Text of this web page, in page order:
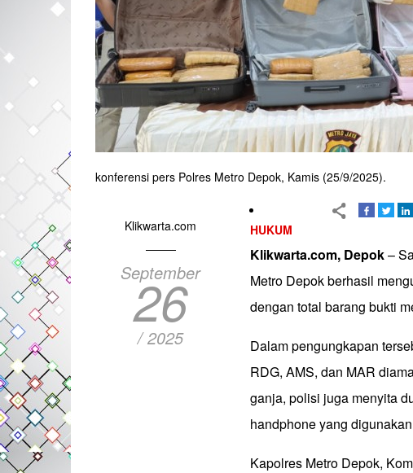
konferensi pers Polres Metro Depok, Kamis (25/9/2025).
Klikwarta.com
September
26
/ 2025
HUKUM
Klikwarta.com, Depok–
Metro Depok berhasil
dengan total barang bukti
Dalam pengungkapan
RDG, AMS, dan MAR
ganja, polisi juga menyita
handphone yang
Kapolres Metro Depok,